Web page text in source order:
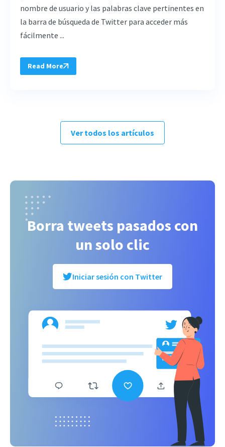
nombre de usuario y las palabras clave pertinentes en
la barra de búsqueda de Twitter para acceder más
fácilmente ...
Read More
Ver todos los artículos
Borra tweets pasados con
un solo clic
Iniciar sesión con Twitter